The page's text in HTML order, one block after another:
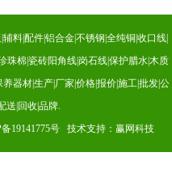
料|配件|铝合金|不锈钢|全纯铜|收口线|
珠棉|瓷砖阳角线|岗石线|保护腊水|木质
器材|生产|厂家|价格|报价|施工|批发|公
送|回收|品牌.
19141775号 技术支持：赢网科技